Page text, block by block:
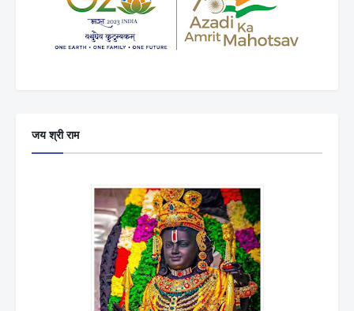
जय श्री राम